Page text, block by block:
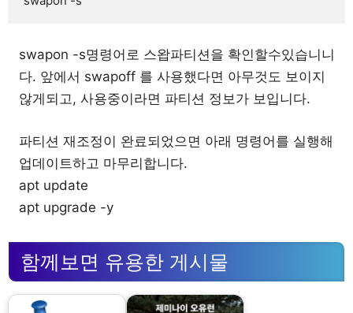
swapon -s명령어로 스왑파티션을 확인할수있습니니
다. 앞에서 swapoff 를 사용했다면 아무것도 보이지
않게되고, 사용중이라면 파티션 정보가 보입니다.
파티션 재조정이 완료되었으면 아래 명령어를 실행해
업데이트하고 마무리합니다.
apt update
apt upgrade -y
함께보면 유용한 게시물